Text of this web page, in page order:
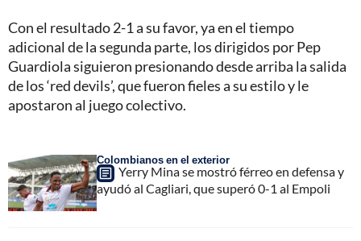
Con el resultado 2-1 a su favor, ya en el tiempo
adicional de la segunda parte, los dirigidos por Pep
Guardiola siguieron presionando desde arriba la salida
de los ‘red devils’, que fueron fieles a su estilo y le
apostaron al juego colectivo.
Colombianos en el exterior
Yerry Mina se mostró férreo en defensa y
ayudó al Cagliari, que superó 0-1 al Empoli